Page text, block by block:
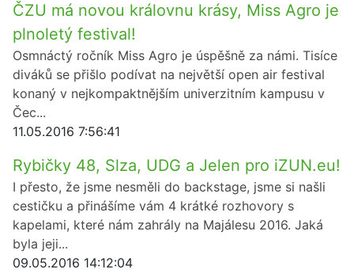
ČZU má novou královnu krásy, Miss Agro je
plnoletý festival!
Osmnáctý ročník Miss Agro je úspěšně za námi. Tisíce
diváků se přišlo podívat na největší open air festival
konaný v nejkompaktnějším univerzitním kampusu v
Čec...
11.05.2016 7:56:41
Rybičky 48, Slza, UDG a Jelen pro iZUN.eu!
I přesto, že jsme nesměli do backstage, jsme si našli
cestičku a přinášíme vám 4 krátké rozhovory s
kapelami, které nám zahrály na Majálesu 2016. Jaká
byla jeji...
09.05.2016 14:12:04